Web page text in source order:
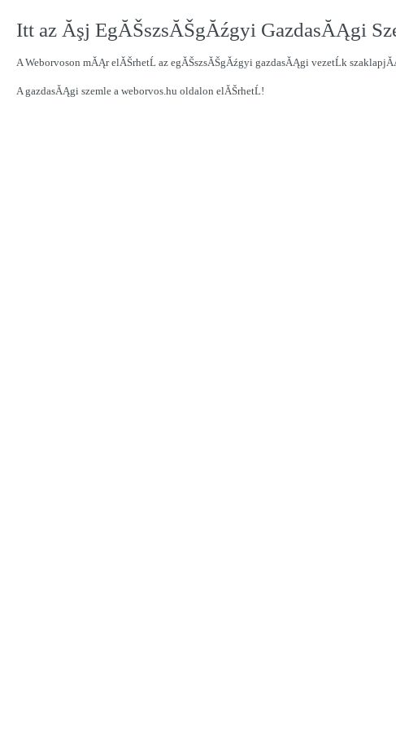
Itt az Ăşj EgĂŠszsĂŠgĂźgyi GazdasĂĄgi
A Weborvoson mĂĄr elĂŠrhetĹ az egĂŠszsĂŠgĂźgyi gazdasĂĄgi vezetĹk
A gazdasĂĄgi szemle a weborvos.hu oldalon elĂŠrhetĹ!